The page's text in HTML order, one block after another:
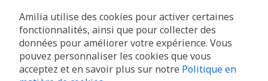
Amilia utilise des cookies pour activer certaines
fonctionnalités, ainsi que pour collecter des
données pour améliorer votre expérience. Vous
pouvez personnaliser les cookies que vous
acceptez et en savoir plus sur notre Politique en